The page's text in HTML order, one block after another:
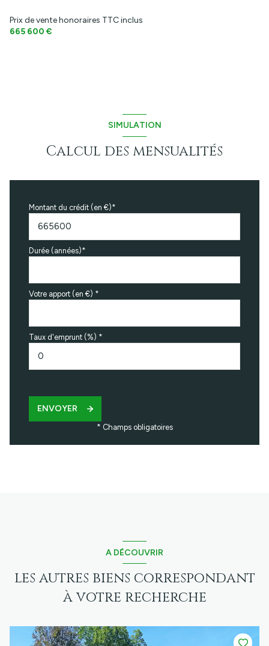
2 parking(s)
Prix de vente honoraires TTC inclus
665 600 €
SIMULATION
Calcul des mensualités
Montant du crédit (en €)*
Durée (années)*
Votre apport (en €) *
Taux d'emprunt (%) *
ENVOYER
* Champs obligatoires
A DÉCOUVRIR
les autres biens correspondant
à votre recherche